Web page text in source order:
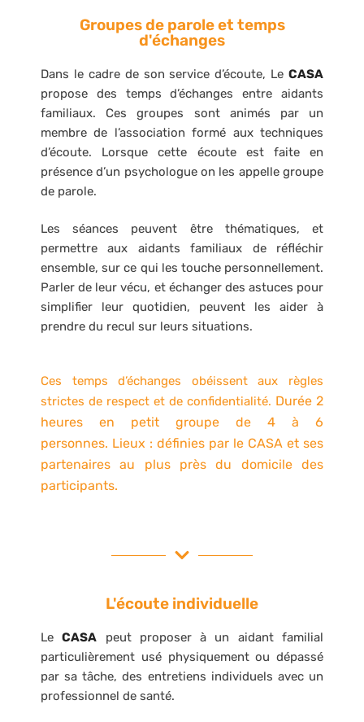
Groupes de parole et temps
d'échanges
Dans le cadre de son service d’écoute, Le CASA
propose des temps d’échanges entre aidants
familiaux. Ces groupes sont animés par un
membre de l’association formé aux techniques
d’écoute. Lorsque cette écoute est faite en
présence d’un psychologue on les appelle groupe
de parole.
Les séances peuvent être thématiques, et
permettre aux aidants familiaux de réfléchir
ensemble, sur ce qui les touche personnellement.
Parler de leur vécu, et échanger des astuces pour
simplifier leur quotidien, peuvent les aider à
prendre du recul sur leurs situations.
Ces temps d’échanges obéissent aux règles
strictes de respect et de confidentialité. Durée 2
heures en petit groupe de 4 à 6
personnes. Lieux : définies par le CASA et ses
partenaires au plus près du domicile des
participants.
L'écoute individuelle
LeCASA peut proposer à un aidant familial
particulièrement usé physiquement ou dépassé
par sa tâche, des entretiens individuels avec un
professionnel de santé.